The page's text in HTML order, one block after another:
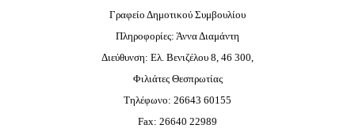
Γραφείο Δημοτικού Συμβουλίου
Πληροφορίες: Άννα Διαμάντη
Διεύθυνση: Ελ. Βενιζέλου 8, 46 300,
Φιλιάτες Θεσπρωτίας
Τηλέφωνο: 26643 60155
Fax: 26640 22989